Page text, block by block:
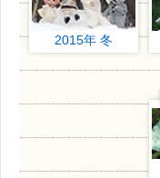
2015年 冬